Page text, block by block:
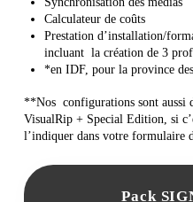
Calculateur de coûts
Prestation d’installation/
incluant la création de 3
*en IDF, pour la province
**Nos configurations sont aussi
VisualRip + Special Edition, si
l’indiquer dans votre formulaire
Pack